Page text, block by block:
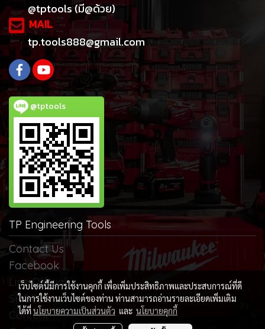
@tptools (มี@ด้วย)
MAIL
tp.tools888@gmail.com
@tptools
TP Engineering Tools
Contact Us
Facebook
Line Official
SHOPEE
Content
เว็บไซต์นี้มีการใช้งานคุกกี้ เพื่อเพิ่มประสิทธิภาพและประสบการณ์ที่ดี
ในการใช้งานเว็บไซต์ของท่าน ท่านสามารถอ่านรายละเอียดเพิ่มเติม
ได้ที่นโยบายความเป็นส่วนตัว และ นโยบายคุกกี้